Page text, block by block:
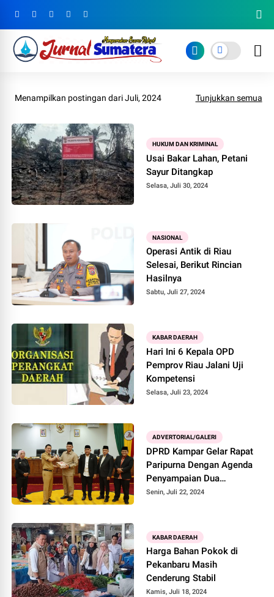
Menampilkan postingan dari Juli, 2024 Tunjukkan semua
HUKUM DAN KRIMINAL
Usai Bakar Lahan, Petani
Sayur Ditangkap
Selasa, Juli 30, 2024
NASIONAL
Operasi Antik di Riau
Selesai, Berikut Rincian
Hasilnya
Sabtu, Juli 27, 2024
KABAR DAERAH
Hari Ini 6 Kepala OPD
Pemprov Riau Jalani Uji
Kompetensi
Selasa, Juli 23, 2024
ADVERTORIAL/GALERI
DPRD Kampar Gelar Rapat
Paripurna Dengan Agenda
Penyampaian Dua
Rancangan Peraturan
Senin, Juli 22, 2024
KABAR DAERAH
Harga Bahan Pokok di
Pekanbaru Masih
Cenderung Stabil
Kamis, Juli 18, 2024